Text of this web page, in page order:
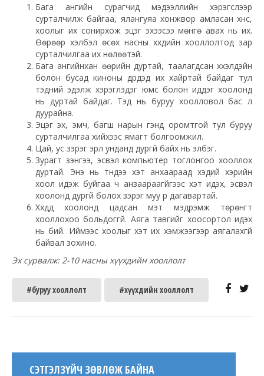
Бага ангийн сурагчид мэдээллийн хэрэгслээр
сурталчилж байгаа, ялангуяа хонжвор амласан хүнс,
хоолыг их сонирхож эцэг эхээсээ мөнгө авах нь их.
Өөрөөр хэлбэл өсөх насны хүүхдийн хооллолтод зар
сурталчилгаа их нөлөөтэй.
Бага ангийнхан өөрийн дуртай, таалагдсан хүүхэлдэйн
болон бусад киноны дүрүүдэд их хайртай байдаг тул
тэдний эдэлж хэрэглэдэг юмс болон иддэг хоолонд
нь дуртай байдаг. Тэд нь буруу хоолловол бас л
дуурайна.
Эцэг эх, эмч, багш нарын үгэнд оромтгой тул буруу
сурталчилгаа хийхээс ямагт болгоомжил.
Цай, ус зэрэг эрүүл унданд дургүй байх нь элбэг.
Зурагт үзэнгээ, эсвэл компьютер тоглонгоо хооллох
дуртай. Энэ нь түүндээ хэт анхаараад хэдий хэрийн
хоол идэж буйгаа ч анзаараагүйгээс хэт идэх, эсвэл
хоолонд дургүй болох зэрэг муу үр дагавартай.
Хүүхдүүд хоолонд цадсан мэт мэдрэмж төрөнгүүт
хооллохоо больдоггүй. Аяга тавгийг хоосортол идэх
нь бий. Иймээс хоолыг хэт их хэмжээгээр аягалахгүй
байвал зохино.
Эх сурвалж: 2-10 насны хүүхдийн хооллолт
#буруу хооллолт #хүүхдийн хооллолт
СЭТГЭЛЗҮЙЧ ЗӨВЛӨЖ БАЙНА